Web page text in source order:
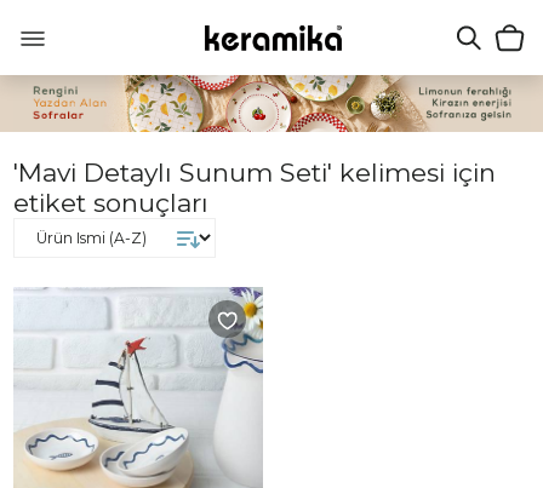
'Mavi Detaylı Sunum Seti' kelimesi için
etiket sonuçları